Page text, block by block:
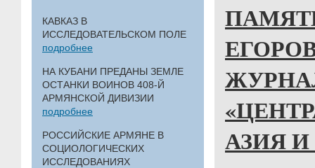
КАВКАЗ В
ИССЛЕДОВАТЕЛЬСКОМ ПОЛЕ
подробнее
НА КУБАНИ ПРЕДАНЫ ЗЕМЛЕ
ОСТАНКИ ВОИНОВ 408-Й
АРМЯНСКОЙ ДИВИЗИИ
подробнее
РОССИЙСКИЕ АРМЯНЕ В
СОЦИОЛОГИЧЕСКИХ
ИССЛЕДОВАНИЯХ
АЗИЯ И